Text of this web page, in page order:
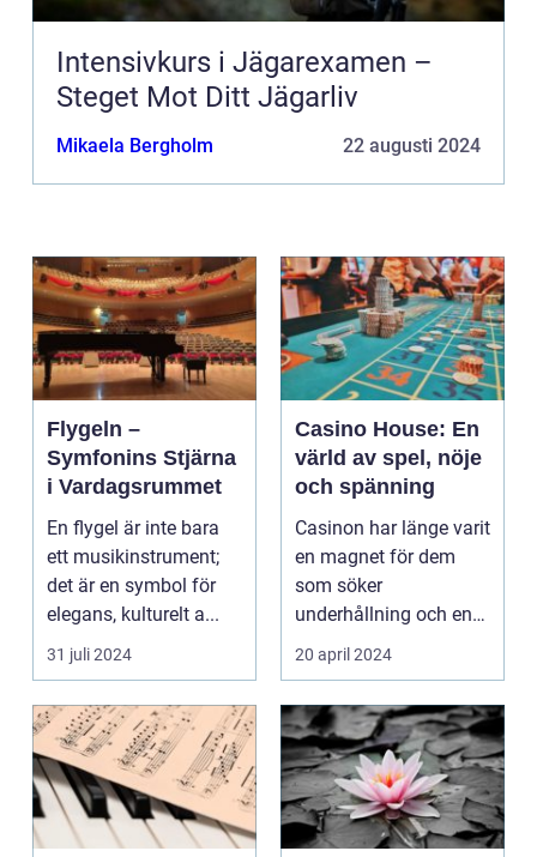
Intensivkurs i Jägarexamen –
Steget Mot Ditt Jägarliv
Mikaela Bergholm 22 augusti 2024
Flygeln –
Symfonins Stjärna
i Vardagsrummet
En flygel är inte bara
ett musikinstrument;
det är en symbol för
elegans, kulturelt a...
31 juli 2024
Casino House: En
värld av spel, nöje
och spänning
Casinon har länge varit
en magnet för dem
som söker
underhållning och en
chans ...
20 april 2024